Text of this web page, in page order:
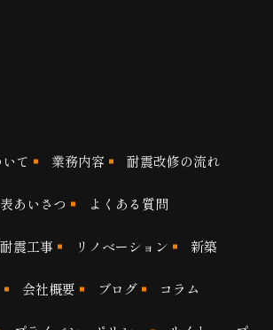
て 業務内容 耐震改修の流れ
あいさつ よくある質問
耐震工事 リノベーション 新築
会社概要 ブログ コラム